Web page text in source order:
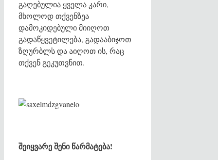
გაღებულია ყველა კარი,
მხოლოდ თქვენზეა
დამოკიდებული მიიღოთ
გადაწყვეტილება, გადააბიჯოთ
ზღურბლს და აიღოთ ის, რაც
თქვენ გეკუთვნით.
შეიყვარე შენი წარმატება!